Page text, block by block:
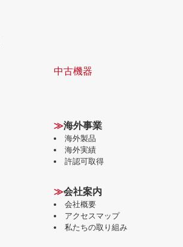
中古機器
≫海外事業
海外製品
海外実績
許認可取得
≫会社案内
会社概要
アクセスマップ
私たちの取り組み